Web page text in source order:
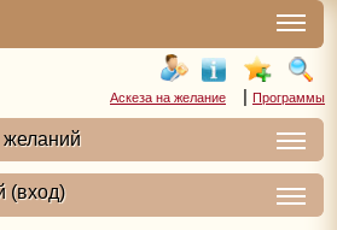
Аскеза на желание | Программы